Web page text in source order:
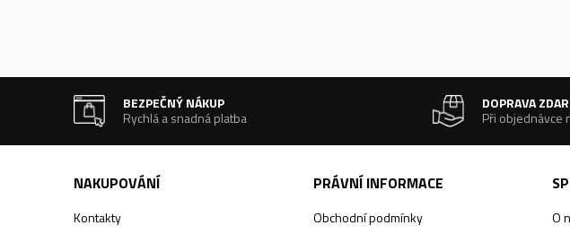
BEZPEČNÝ NÁKUP
Rychlá a snadná platba
DOPRAVA
Při objednávce
NAKUPOVÁNÍ
Kontakty
PRÁVNÍ INFORMACE
Obchodní podmínky O